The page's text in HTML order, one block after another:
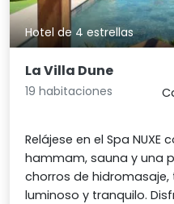
Hotel de 4 estrellas
La Villa Dune
19 habitaciones
Relájese en el Spa
hammam, sauna y una
chorros de
luminoso y tranquilo.